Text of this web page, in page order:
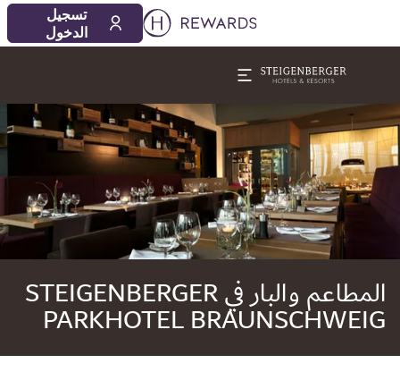
تسجيل
الدخول
الشريحة 1 من 1
المطاعم والبار في STEIGENBERGER
PARKHOTEL BRAUNSCHWEIG